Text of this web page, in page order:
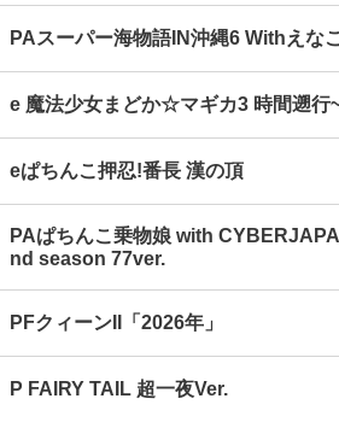
PAスーパー海物語IN沖縄6 Withえなこ
e 魔法少女まどか☆マギカ3 時間遡行
eぱちんこ押忍!番長 漢の頂
PAぱちんこ乗物娘 with
nd season 77ver.
PFクィーンII「2026年」
P FAIRY TAIL 超一夜Ver.